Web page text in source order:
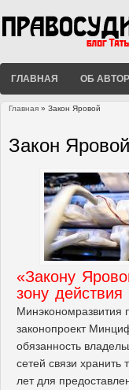
ГЛАВНАЯ ОБ
Главная » Закон Яровой
Закон Яровой
«Закону
зону действия
Минэкономразвития
законопроект
обязанность
сетей связи хранить
лет для